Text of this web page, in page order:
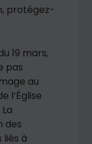
protégez-
19 mars,
pas
au
l’Église
des
à